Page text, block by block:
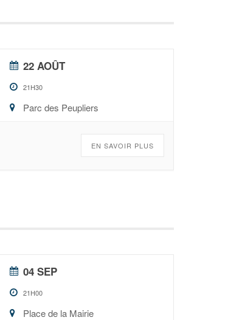
22 AOÛT
21H30
Parc des Peupliers
EN SAVOIR PLUS
04 SEP
21H00
Place de la Mairie